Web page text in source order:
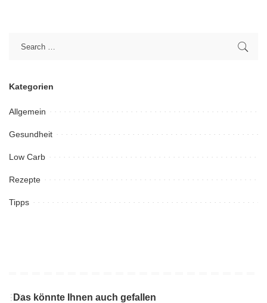
Kategorien
Allgemein
Gesundheit
Low Carb
Rezepte
Tipps
Das könnte Ihnen auch gefallen